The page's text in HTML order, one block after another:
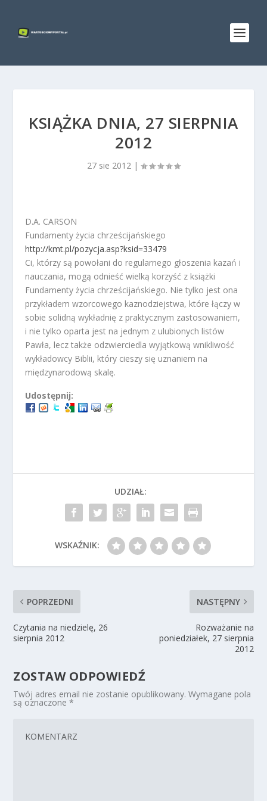
KSIĄŻKA DNIA, 27 SIERPNIA
2012
27 sie 2012 |
D.A. CARSON
Fundamenty życia chrześcijańskiego
http://kmt.pl/pozycja.asp?ksid=33479
Ci, którzy są powołani do regularnego głoszenia kazań i
nauczania, mogą odnieść wielką korzyść z książki
Fundamenty życia chrześcijańskiego. Nie tylko jest ona
przykładem wzorcowego kaznodziejstwa, które łączy w
sobie solidną wykładnię z praktycznym zastosowaniem,
i nie tylko oparta jest na jednym z ulubionych listów
Pawła, lecz także odzwierciedla wyjątkową wnikliwość
wykładowcy Biblii, który cieszy się uznaniem na
międzynarodową skalę.
Udostępnij:
UDZIAŁ:
WSKAŹNIK:
POPRZEDNI
Czytania na niedzielę, 26
sierpnia 2012
NASTĘPNY
Rozważanie na
poniedziałek, 27 sierpnia
2012
ZOSTAW ODPOWIEDŹ
Twój adres email nie zostanie opublikowany. Wymagane pola
są oznaczone*